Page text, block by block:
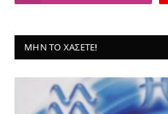
ΜΗΝ ΤΟ ΧΆΣΕΤΕ!